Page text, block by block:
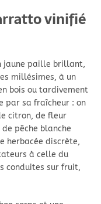
vinifié
jaune paille brillant,
millésimes, à un
bois ou tardivement
par sa fraîcheur : on
citron, de fleur
pêche blanche
herbacée discrète,
à celle du
conduites sur fruit,